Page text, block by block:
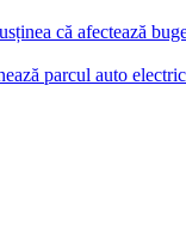
că afectează
parcul auto